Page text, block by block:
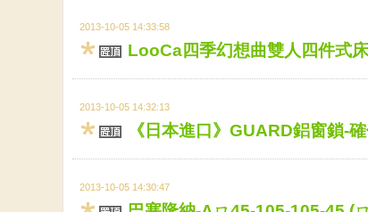
2013-10-05 14:33:58
LooCa四季幻想曲雙人四件式
2013-10-05 14:32:13
《日本進口》GUARD鋁窗鎖-
2013-10-05 14:30:47